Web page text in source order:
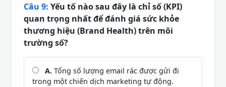
Câu 9: Yếu tố nào sau đây là chỉ số (KPI)
quan trọng nhất để đánh giá sức khỏe
thương hiệu (Brand Health) trên môi
trường số?
A. Tổng số lượng email rác được gửi đi
trong một chiến dịch marketing tự động.